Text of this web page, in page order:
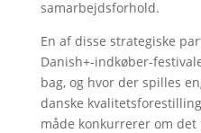
samarbejdsforhold.
En af disse strategiske
Danish+-indkøber-
bag, og hvor der spilles
danske
måde konkurrerer om